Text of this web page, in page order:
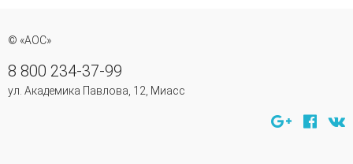
© «АОС»
8 800 234-37-99
ул. Академика Павлова, 12, Миасс